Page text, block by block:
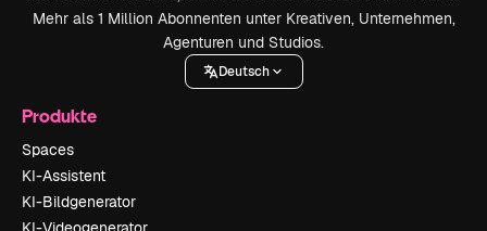
Mehr als 1 Million Abonnenten unter Kreativen, Unternehmen,
Agenturen und Studios.
Deutsch
Produkte
Spaces
KI-Assistent
KI-Bildgenerator